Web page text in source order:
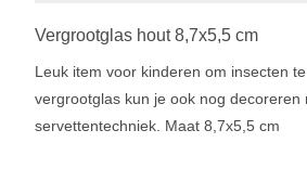
Vergrootglas hout 8,7x5,5 cm
Leuk item voor kinderen om insecten
vergrootglas kun je ook nog decoreren
servettentechniek. Maat 8,7x5,5 cm